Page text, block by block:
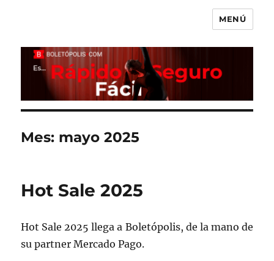
MENÚ
Mes: mayo 2025
Hot Sale 2025
Hot Sale 2025 llega a Boletópolis, de la mano de
su partner Mercado Pago.